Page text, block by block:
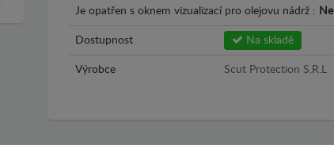
Je opatřen s oknem vizualizací pro olejovu nádrž : Ne
Dostupnost Na skladě
Výrobce Scut Protection S.R.L